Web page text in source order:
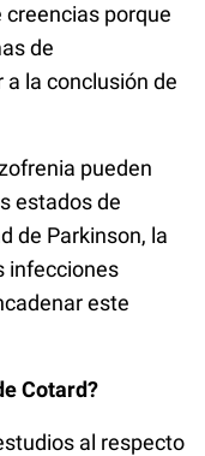
porque
de
la conclusión de
pueden
estados de
de Parkinson, la
infecciones
este
Cotard?
al respecto